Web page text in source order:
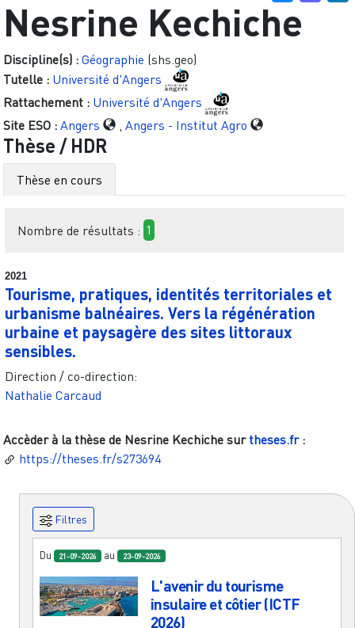
Nesrine Kechiche
Discipline(s) : Géographie (shs.geo)
Tutelle : Université d'Angers
Rattachement : Université d'Angers
Site ESO : Angers Angers - Institut Agro
Thèse / HDR
Thèse en cours
Nombre de résultats : 1
2021
Tourisme, pratiques, identités territoriales et
urbanisme balnéaires. Vers la régénération
urbaine et paysagère des sites littoraux
sensibles.
Direction / co-direction:
Nathalie Carcaud
Accèder à la thèse de Nesrine Kechiche surtheses.fr:
https://theses.fr/s273694
Filtres
Du 21-09-2026 au 23-09-2026
L'avenir du tourisme
insulaire et côtier (ICTF
2026)